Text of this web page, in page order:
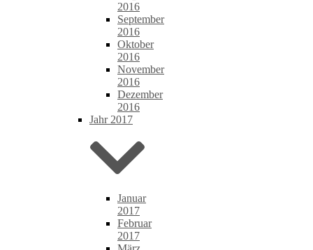
2016
September
2016
Oktober
2016
November
2016
Dezember
2016
Jahr 2017
Januar
2017
Februar
2017